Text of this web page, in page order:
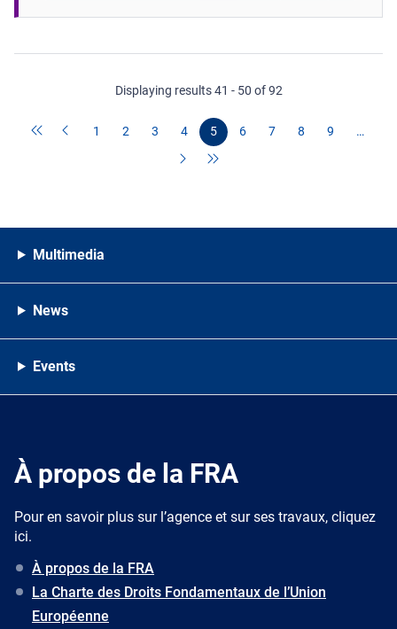
Displaying results 41 - 50 of 92
1 2 3 4 5 6 7 8 9 …
Multimedia
News
Events
À propos de la FRA
Pour en savoir plus sur l’agence et sur ses travaux, cliquez
ici.
À propos de la FRA
La Charte des Droits Fondamentaux de l’Union
Européenne